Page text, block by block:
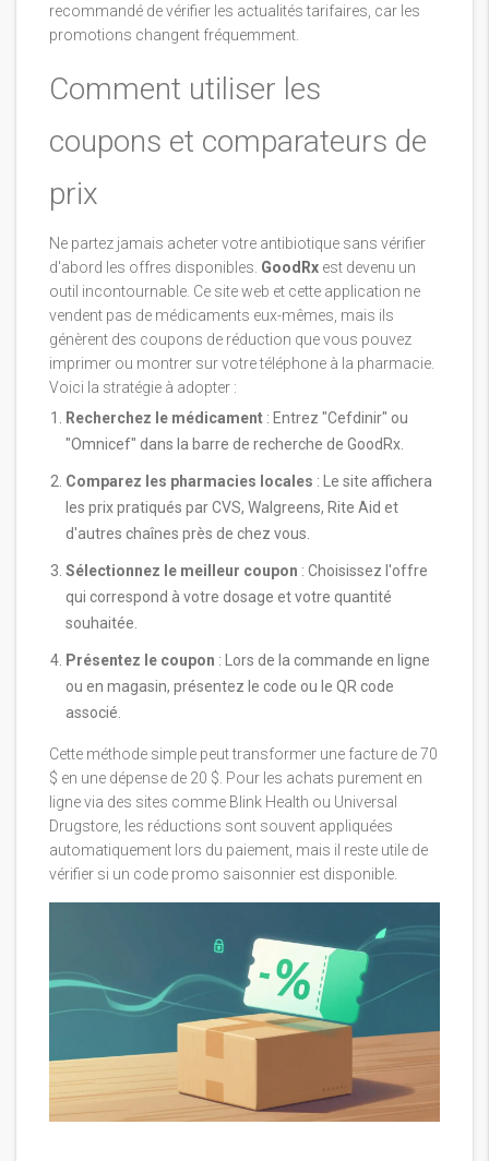
recommandé de vérifier les actualités tarifaires, car les
promotions changent fréquemment.
Comment utiliser les
coupons et comparateurs de
prix
Ne partez jamais acheter votre antibiotique sans vérifier
d'abord les offres disponibles. GoodRx est devenu un
outil incontournable. Ce site web et cette application ne
vendent pas de médicaments eux-mêmes, mais ils
génèrent des coupons de réduction que vous pouvez
imprimer ou montrer sur votre téléphone à la pharmacie.
Voici la stratégie à adopter :
Recherchez le médicament : Entrez "Cefdinir" ou
"Omnicef" dans la barre de recherche de GoodRx.
Comparez les pharmacies locales : Le site affichera
les prix pratiqués par CVS, Walgreens, Rite Aid et
d'autres chaînes près de chez vous.
Sélectionnez le meilleur coupon : Choisissez l'offre
qui correspond à votre dosage et votre quantité
souhaitée.
Présentez le coupon : Lors de la commande en ligne
ou en magasin, présentez le code ou le QR code
associé.
Cette méthode simple peut transformer une facture de 70
$ en une dépense de 20 $. Pour les achats purement en
ligne via des sites comme Blink Health ou Universal
Drugstore, les réductions sont souvent appliquées
automatiquement lors du paiement, mais il reste utile de
vérifier si un code promo saisonnier est disponible.